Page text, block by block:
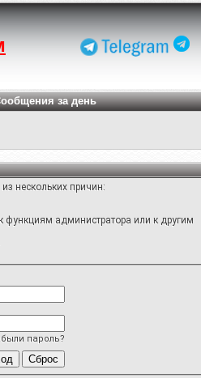
за день
нескольких причин:
функциям администратора или к другим
пароль?